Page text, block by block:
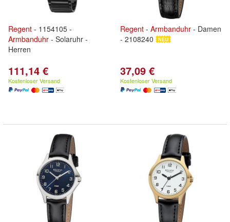
Regent - 1154105 -
Armbanduhr - Solaruhr -
Herren
111,14 €
Kostenloser Versand
Regent - Armbanduhr - Damen
- 2108240
37,09 €
Kostenloser Versand